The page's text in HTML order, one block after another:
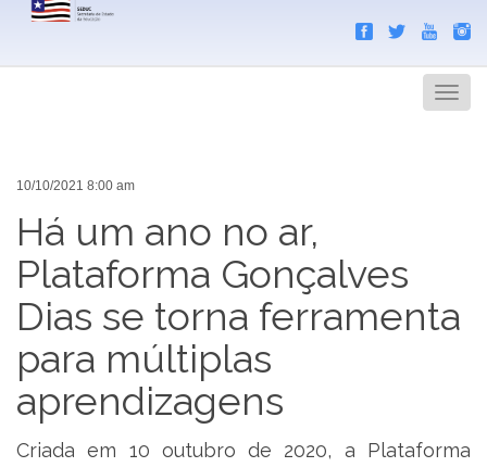
Menu
10/10/2021 8:00 am
Há um ano no ar,
Plataforma Gonçalves
Dias se torna ferramenta
para múltiplas
aprendizagens
Criada em 10 outubro de 2020, a Plataforma